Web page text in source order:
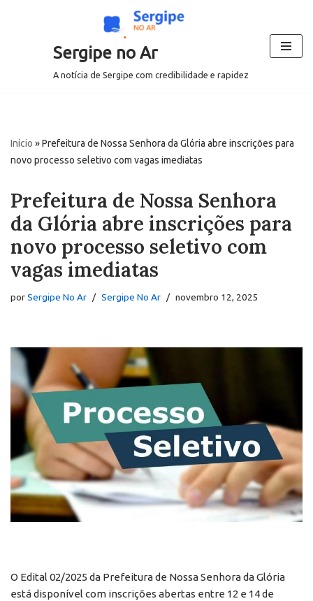
Sergipe no Ar
A notícia de Sergipe com credibilidade e rapidez
Início »Prefeitura de Nossa Senhora da Glória abre inscrições para
novo processo seletivo com vagas imediatas
Prefeitura de Nossa Senhora
da Glória abre inscrições para
novo processo seletivo com
vagas imediatas
porSergipe No Ar Sergipe No Ar novembro 12, 2025
O Edital 02/2025 da Prefeitura de Nossa Senhora da Glória
está disponível com inscrições abertas entre 12 e 14 de